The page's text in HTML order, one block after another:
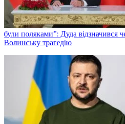
були поляками”: Дуда відзначився
Волинську трагедію